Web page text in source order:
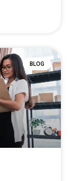
BLOG